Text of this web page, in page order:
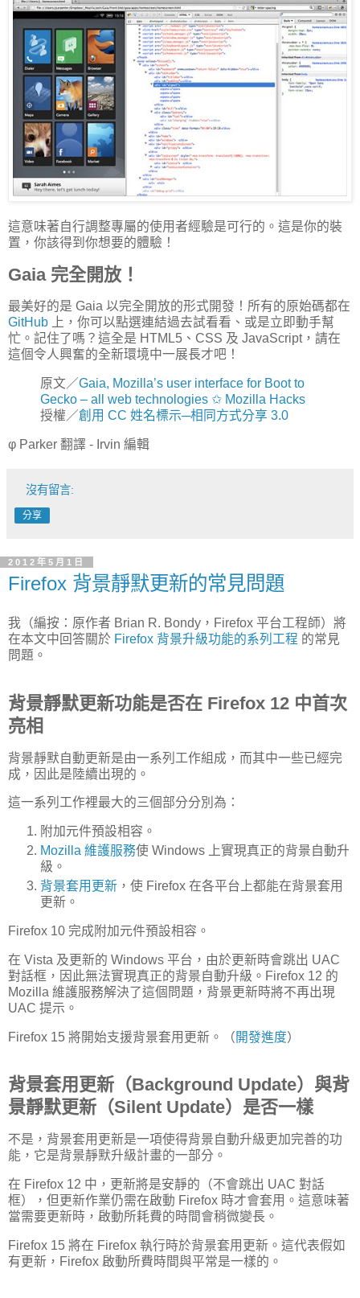
這意味著自行調整專屬的使用者經驗是可行的。這是你的裝
置，你該得到你想要的體驗！
Gaia 完全開放！
最美好的是 Gaia 以完全開放的形式開發！所有的原始碼都在
GitHub 上，你可以點選連結過去試看看、或是立即動手幫
忙。記住了嗎？這全是 HTML5、CSS 及 JavaScript，請在
這個令人興奮的全新環境中一展長才吧！
原文／Gaia, Mozilla’s user interface for Boot to
Gecko – all web technologies ✩ Mozilla Hacks
授權／創用 CC 姓名標示─相同方式分享 3.0
φ Parker 翻譯 - Irvin 編輯
沒有留言:
分享
2012年5月1日
Firefox 背景靜默更新的常見問題
我（編按：原作者 Brian R. Bondy，Firefox 平台工程師）將
在本文中回答關於 Firefox 背景升級功能的系列工程 的常見
問題。
背景靜默更新功能是否在 Firefox 12 中首次
亮相
背景靜默自動更新是由一系列工作組成，而其中一些已經完
成，因此是陸續出現的。
這一系列工作裡最大的三個部分分別為：
附加元件預設相容。
Mozilla 維護服務使 Windows 上實現真正的背景自動升
級。
背景套用更新 ，使 Firefox 在各平台上都能在背景套用
更新。
Firefox 10 完成附加元件預設相容。
在 Vista 及更新的 Windows 平台，由於更新時會跳出 UAC
對話框，因此無法實現真正的背景自動升級。Firefox 12 的
Mozilla 維護服務解決了這個問題，背景更新時將不再出現
UAC 提示。
Firefox 15 將開始支援背景套用更新。（開發進度）
背景套用更新（Background Update）與背
景靜默更新（Silent Update）是否一樣
不是，背景套用更新是一項使得背景自動升級更加完善的功
能，它是背景靜默升級計畫的一部分。
在 Firefox 12 中，更新將是安靜的（不會跳出 UAC 對話
框），但更新作業仍需在啟動 Firefox 時才會套用。這意味著
當需要更新時，啟動所耗費的時間會稍微變長。
Firefox 15 將在 Firefox 執行時於背景套用更新。這代表假如
有更新，Firefox 啟動所費時間與平常是一樣的。